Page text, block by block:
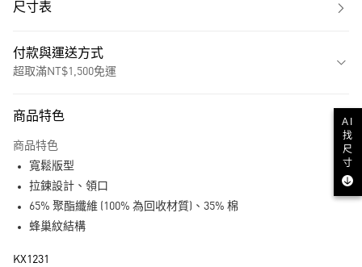
尺寸表
付款與運送方式
超取滿NT$1,500免運
LINE Pay
運送方式
商品特色
商品特色
寬鬆版型
拉鍊設計、領口
65% 聚酯纖維 (100% 為回收材質)、35% 棉
蜂巢紋結構
KX1231
AI
找
尺
寸